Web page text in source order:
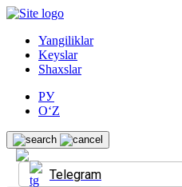
Yangiliklar
Keyslar
Shaxslar
РУ
O‘Z
Telegram